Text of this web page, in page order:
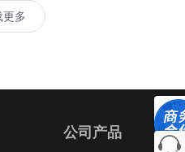
更多
公司产品